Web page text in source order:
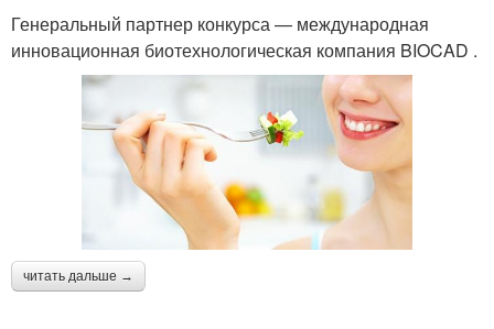
Генеральный партнер конкурса — международная
инновационная биотехнологическая компания BIOCAD .
читать дальше →